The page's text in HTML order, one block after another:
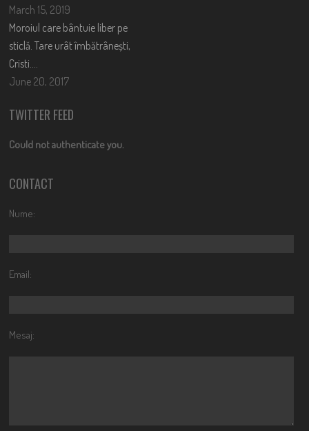
March 15, 2019
Moroiul care bântuie liber pe
sticlă. Tare urât îmbătrânești,
Cristi….
June 20, 2017
TWITTER FEED
Could not authenticate you.
CONTACT
Nume:
Email:
Mesaj: